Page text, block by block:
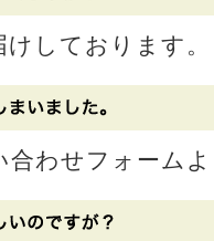
しております。
合わせフォーム